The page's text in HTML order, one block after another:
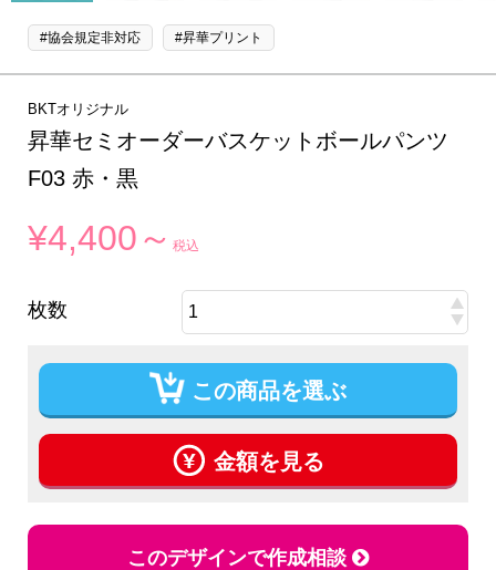
#協会規定非対応 #昇華プリント
BKTオリジナル
昇華セミオーダーバスケットボールパンツ
F03 赤・黒
¥4,400～税込
枚数
この商品を選ぶ
金額を見る
このデザインで作成相談